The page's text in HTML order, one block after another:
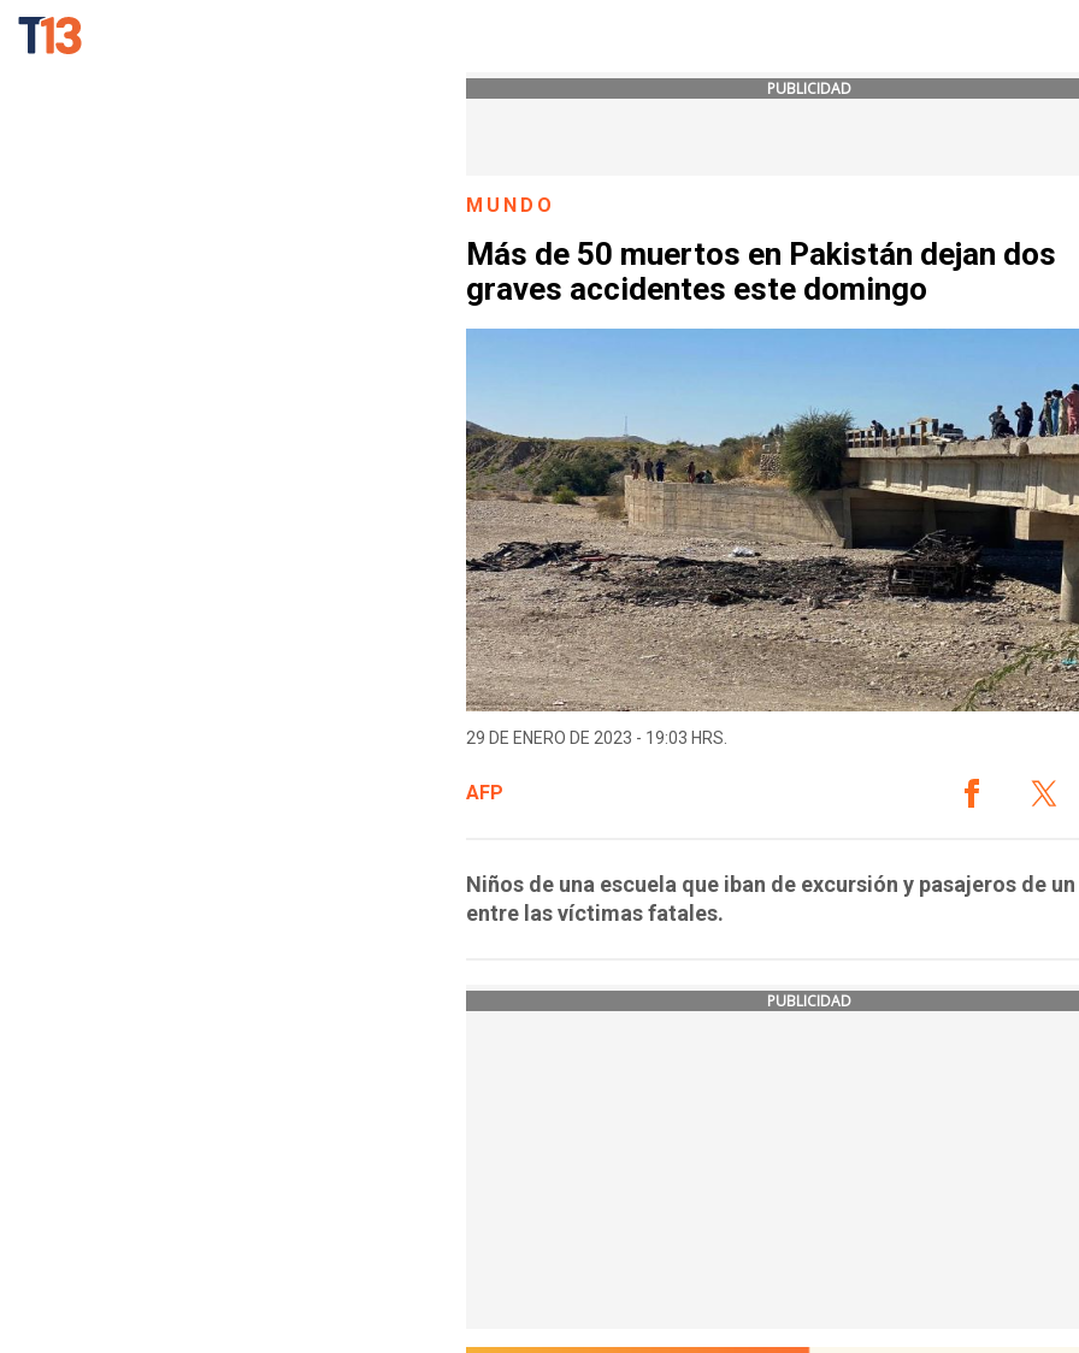
PUBLICIDAD
MUNDO
Más de 50 muertos en Pakistán dejan dos
graves accidentes este domingo
29 DE ENERO DE 2023 - 19:03 HRS.
AFP
Niños de una escuela que iban de excursión y pasajeros de un
entre las víctimas fatales.
PUBLICIDAD